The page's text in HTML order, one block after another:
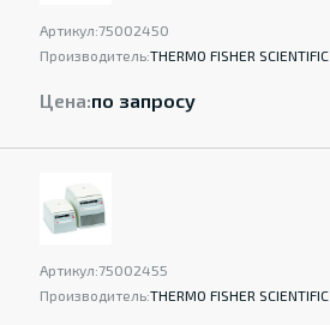
Артикул:75002450
Производитель:THERMO FISHER SCIENTIFIC
Цена:по запросу
Артикул:75002455
Производитель:THERMO FISHER SCIENTIFIC